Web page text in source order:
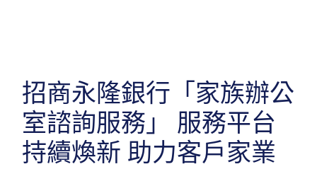
招商永隆銀行「家族辦公
室諮詢服務」 服務平台
持續煥新 助力客戶家業